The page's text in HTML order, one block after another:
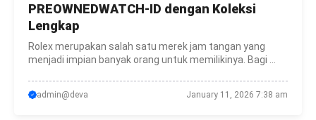
PREOWNEDWATCH-ID dengan Koleksi
Lengkap
Rolex merupakan salah satu merek jam tangan yang
menjadi impian banyak orang untuk memilikinya. Bagi ...
admin@deva January 11, 2026 7:38 am